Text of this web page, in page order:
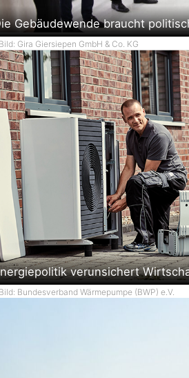
Gebäudewende braucht
Gira Giersiepen GmbH & Co. KG
verunsichert
Bundesverband Wärmepumpe (BWP) e.V.